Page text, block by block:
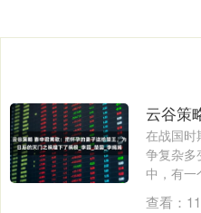
在战国时
争复杂多
中，有一
是春申君....
查看：